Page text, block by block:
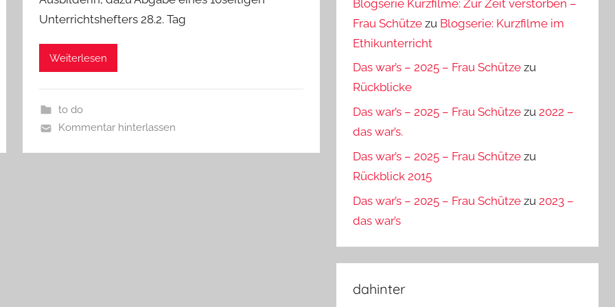
Unterrichtshefters 28.2. Tag
Weiterlesen
to do
Kommentar hinterlassen
Blogserie Kurzfilme: Zur Zeit verstorben –
Frau Schütze zu Blogserie: Kurzfilme im
Ethikunterricht
Das war’s – 2025 – Frau Schütze zu
Rückblicke
Das war’s – 2025 – Frau Schütze zu 2022 –
das war’s.
Das war’s – 2025 – Frau Schütze zu
Rückblick 2015
Das war’s – 2025 – Frau Schütze zu 2023 –
das war’s
dahinter